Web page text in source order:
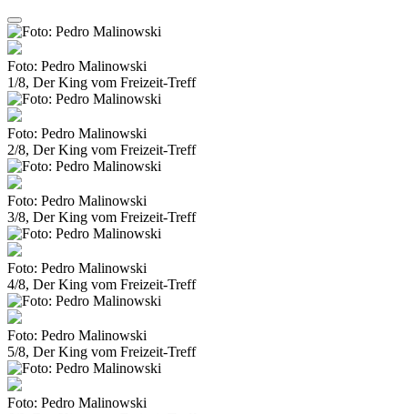
Foto: Pedro Malinowski
1/8, Der King vom Freizeit-Treff
Foto: Pedro Malinowski
2/8, Der King vom Freizeit-Treff
Foto: Pedro Malinowski
3/8, Der King vom Freizeit-Treff
Foto: Pedro Malinowski
4/8, Der King vom Freizeit-Treff
Foto: Pedro Malinowski
5/8, Der King vom Freizeit-Treff
Foto: Pedro Malinowski